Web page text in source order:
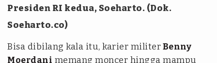
Presiden RI kedua, Soeharto. (Dok.
Soeharto.co)
Bisa dibilang kala itu, karier militerBenny
Moerdani memang moncer hingga mampu